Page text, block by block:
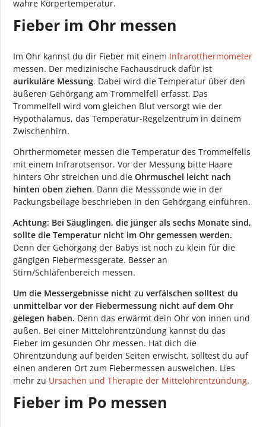
wahre Körpertemperatur.
Fieber im Ohr messen
Im Ohr kannst du dir Fieber mit einem Infrarotthermometer
messen. Der medizinische Fachausdruck dafür ist
aurikuläre Messung. Dabei wird die Temperatur über den
äußeren Gehörgang am Trommelfell erfasst. Das
Trommelfell wird vom gleichen Blut versorgt wie der
Hypothalamus, das Temperatur-Regelzentrum in deinem
Zwischenhirn.
Ohrthermometer messen die Temperatur des Trommelfells
mit einem Infrarotsensor. Vor der Messung bitte Haare
hinters Ohr streichen und dieOhrmuschel leicht nach
hinten oben ziehen. Dann die Messsonde wie in der
Packungsbeilage beschrieben in den Gehörgang einführen.
Achtung: Bei Säuglingen, die jünger als sechs Monate sind,
sollte die Temperatur nicht im Ohr gemessen werden.
Denn der Gehörgang der Babys ist noch zu klein für die
gängigen Fiebermessgerate. Besser an
Stirn/Schläfenbereich messen.
Um die Messergebnisse nicht zu verfälschen solltest du
unmittelbar vor der Fiebermessung nicht auf dem Ohr
gelegen haben. Denn das erwärmt dein Ohr von innen und
außen. Bei einer Mittelohrentzündung kannst du das
Fieber im gesunden Ohr messen. Hat dich die
Ohrentzündung auf beiden Seiten erwischt, solltest du auf
einen anderen Ort zum Fiebermessen ausweichen. Lies
mehr zu Ursachen und Therapie der Mittelohrentzündung.
Fieber im Po messen